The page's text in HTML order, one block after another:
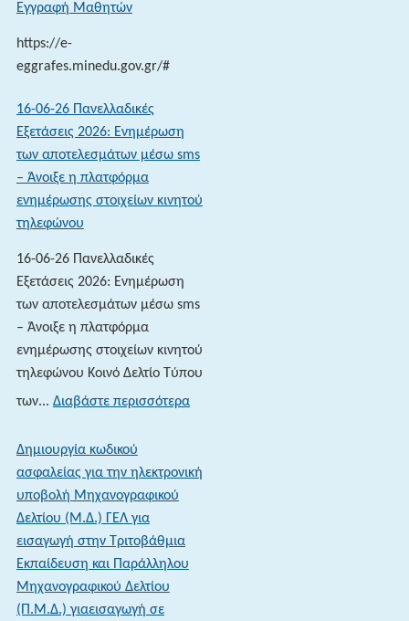
Εγγραφή Μαθητών
https://e-
eggrafes.minedu.gov.gr/#
16-06-26 Πανελλαδικές
Εξετάσεις 2026: Ενημέρωση
των αποτελεσμάτων μέσω sms
– Άνοιξε η πλατφόρμα
ενημέρωσης στοιχείων κινητού
τηλεφώνου
16-06-26 Πανελλαδικές
Εξετάσεις 2026: Ενημέρωση
των αποτελεσμάτων μέσω sms
– Άνοιξε η πλατφόρμα
ενημέρωσης στοιχείων κινητού
τηλεφώνου Κοινό Δελτίο Τύπου
των... Διαβάστε περισσότερα:
26 Πανελλαδικές
Δημιουργία κωδικού
ασφαλείας για την ηλεκτρονική
υποβολή Μηχανογραφικού
Δελτίου (Μ.Δ.) ΓΕΛ για
εισαγωγή στην Τριτοβάθμια
Εκπαίδευση και Παράλληλου
Μηχανογραφικού Δελτίου
(Π.Μ.Δ.) γιαεισαγωγή σε